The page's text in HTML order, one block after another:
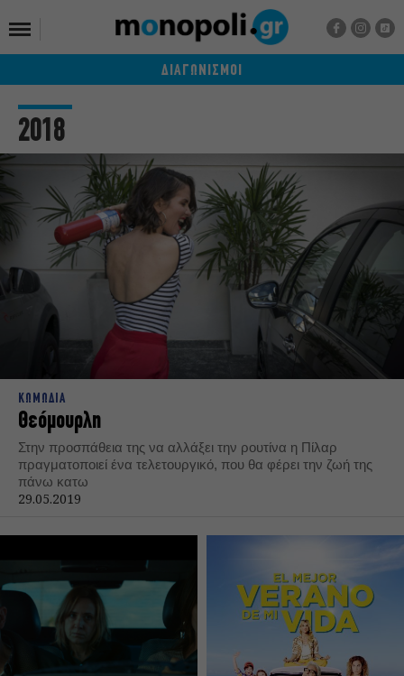
ΔΙΑΓΩΝΙΣΜΟΙ
2018
ΚΩΜΩΔΙΑ
Θεόμουρλη
Στην προσπάθεια της να αλλάξει την ρουτίνα η Πίλαρ
πραγματοποιεί ένα τελετουργικό, που θα φέρει την ζωή της
πάνω κατω
29.05.2019